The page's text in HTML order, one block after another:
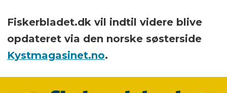
Fiskerbladet.dk vil indtil videre blive
opdateret via den norske søsterside
Kystmagasinet.no.